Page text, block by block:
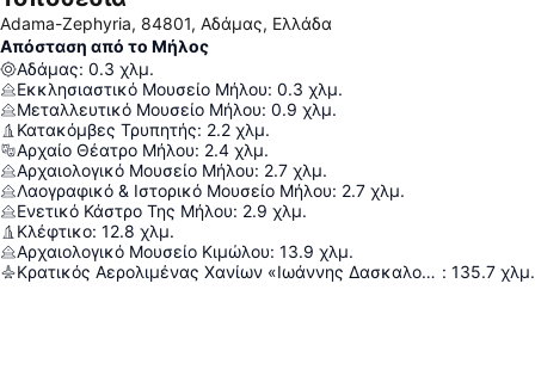
Adama-Zephyria, 84801, Αδάμας, Ελλάδα
Απόσταση από το Μήλος
Αδάμας: 0.3 χλμ.
Εκκλησιαστικό Μουσείο Μήλου: 0.3 χλμ.
Μεταλλευτικό Μουσείο Μήλου: 0.9 χλμ.
Κατακόμβες Τρυπητής: 2.2 χλμ.
Αρχαίο Θέατρο Μήλου: 2.4 χλμ.
Αρχαιολογικό Μουσείο Μήλου: 2.7 χλμ.
Λαογραφικό & Ιστορικό Μουσείο Μήλου: 2.7 χλμ.
Ενετικό Κάστρο Της Μήλου: 2.9 χλμ.
Κλέφτικο: 12.8 χλμ.
Αρχαιολογικό Μουσείο Κιμώλου: 13.9 χλμ.
Κρατικός Αερολιμένας Χανίων «Ιωάννης Δασκαλογιάννης» : 135.7 χλμ.